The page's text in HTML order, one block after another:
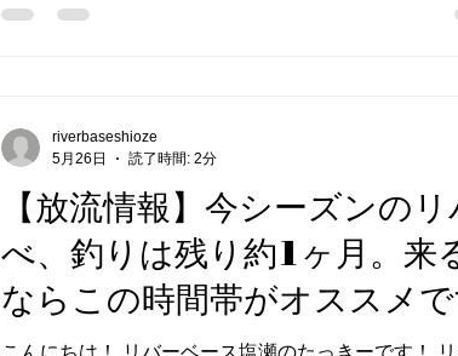
方には、特にうれしい変更かなと思います。 🐟 今
流情報 放流日 放流魚種 6/5(金)・6/6(土)・6/7(日) 鳳来
鱒、虹鱒 6/4(木)も、来場者が多ければゲリラ放流し
す。 水温は高めですが、大型の居残りもしっかり釣
ます。 具体的な放流量は公式LINEで毎週火曜19:30
信してます。 LINE登録者には、平日がお得になるク
ンも配布中です。まだの方はぜひ登録を。 ▶︎ 公式
登
【放流情報】今シーズンの
べ、釣りは残り約1ヶ月。来
ならこの時間帯がオススメ
こんにちは！ リバーベース塩瀬のたっきーです！
riverbaseshioze
5月26日
読了時間: 2分